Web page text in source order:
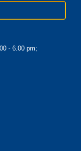
- 6.00 pm;